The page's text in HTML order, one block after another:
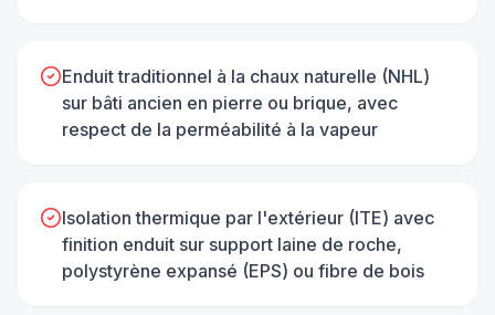
Enduit traditionnel à la chaux naturelle (NHL)
sur bâti ancien en pierre ou brique, avec
respect de la perméabilité à la vapeur
Isolation thermique par l'extérieur (ITE) avec
finition enduit sur support laine de roche,
polystyrène expansé (EPS) ou fibre de bois